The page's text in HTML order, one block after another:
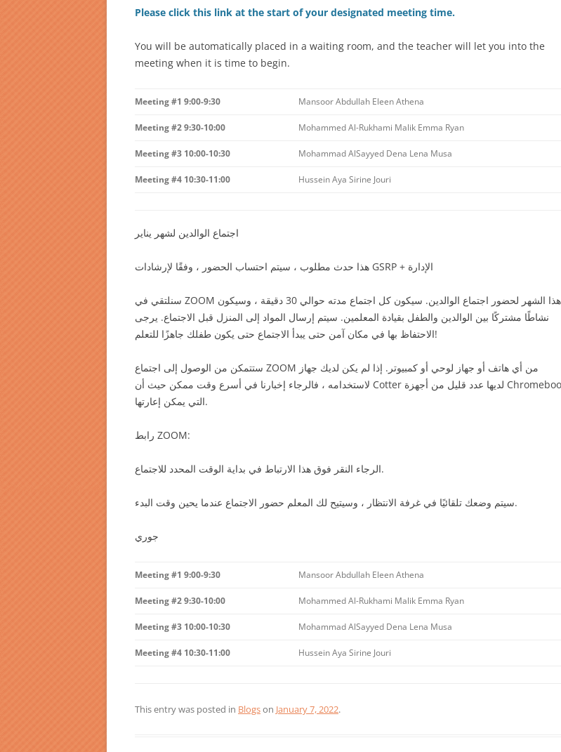
Please click this link at the start of your designated meeting time.
You will be automatically placed in a waiting room, and the teacher will let you into the
meeting when it is time to begin.
Meeting #1 9:00-9:30 Mansoor Abdullah Eleen Athena
Meeting #2 9:30-10:00 Mohammed Al-Rukhami Malik Emma Ryan
Meeting #3 10:00-10:30 Mohammad AlSayyed Dena Lena Musa
Meeting #4 10:30-11:00 Hussein Aya Sirine Jouri
اجتماع الوالدين لشهر يناير
هذا حدث مطلوب ، سيتم احتساب الحضور ، وفقًا لإرشادات GSRP + الإدارة
سنلتقي في ZOOM هذا الشهر لحضور اجتماع الوالدين. سيكون كل اجتماع مدته حوالي 30 دقيقة ، وسيكون
نشاطًا مشتركًا بين الوالدين والطفل بقيادة المعلمين. سيتم إرسال المواد إلى المنزل قبل الاجتماع. يرجى
الاحتفاظ بها في مكان آمن حتى يبدأ الاجتماع حتى يكون طفلك جاهزًا للتعلم!
ستتمكن من الوصول إلى اجتماع ZOOM من أي هاتف أو جهاز لوحي أو كمبيوتر. إذا لم يكن لديك جهاز
لاستخدامه ، فالرجاء إخبارنا في أسرع وقت ممكن حيث أن Cotter لديها عدد قليل من أجهزة Chromebook
التي يمكن إعارتها.
رابط ZOOM:
الرجاء النقر فوق هذا الارتباط في بداية الوقت المحدد للاجتماع.
سيتم وضعك تلقائيًا في غرفة الانتظار ، وسيتيح لك المعلم حضور الاجتماع عندما يحين وقت البدء.
جوري
Meeting #1 9:00-9:30 Mansoor Abdullah Eleen Athena
Meeting #2 9:30-10:00 Mohammed Al-Rukhami Malik Emma Ryan
Meeting #3 10:00-10:30 Mohammad AlSayyed Dena Lena Musa
Meeting #4 10:30-11:00 Hussein Aya Sirine Jouri
This entry was posted in Blogson January 7, 2022.